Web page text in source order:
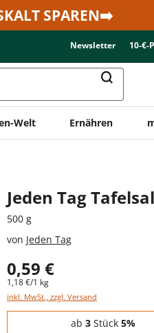
SPAREN➡️
Newsletter 10-€-
Welt Ernähren
Jeden Tag
500 g
von Jeden Tag
0,59 €
1,18 €/1 kg
inkl. MwSt., zzgl. Versand
Staffelpreise - Mengenrabatt
ab 3 Stück 5%